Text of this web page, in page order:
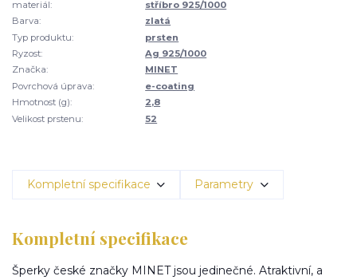
materiál:
stříbro 925/1000
Barva:
zlatá
Typ produktu:
prsten
Ryzost:
Ag 925/1000
Značka:
MINET
Povrchová úprava:
e-coating
Hmotnost (g):
2,8
Velikost prstenu:
52
Kompletní specifikace Parametry
Kompletní specifikace
Šperky české značky MINET jsou jedinečné. Atraktivní, a